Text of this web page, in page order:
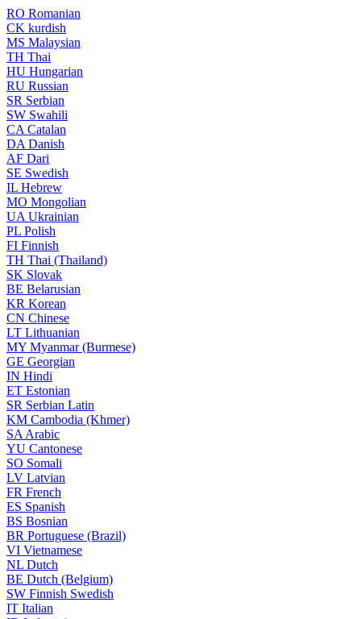
RO Romanian
CK kurdish
MS Malaysian
TH Thai
HU Hungarian
RU Russian
SR Serbian
SW Swahili
CA Catalan
DA Danish
AF Dari
SE Swedish
IL Hebrew
MO Mongolian
UA Ukrainian
PL Polish
FI Finnish
TH Thai (Thailand)
SK Slovak
BE Belarusian
KR Korean
CN Chinese
LT Lithuanian
MY Myanmar (Burmese)
GE Georgian
IN Hindi
ET Estonian
SR Serbian Latin
KM Cambodia (Khmer)
SA Arabic
YU Cantonese
SO Somali
LV Latvian
FR French
ES Spanish
BS Bosnian
BR Portuguese (Brazil)
VI Vietnamese
NL Dutch
BE Dutch (Belgium)
SW Finnish Swedish
IT Italian